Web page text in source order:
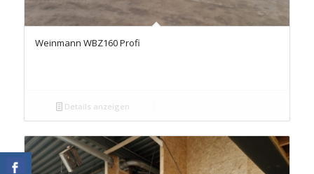
Weinmann WBZ160 Profi
Details anzeigen